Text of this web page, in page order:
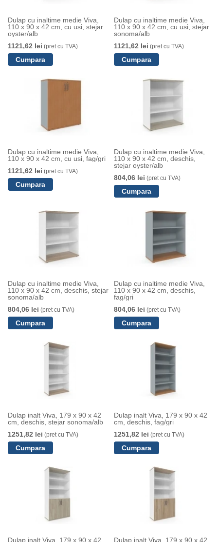
Dulap cu inaltime medie Viva,
110 x 90 x 42 cm, cu usi, stejar
oyster/alb
1121,62 lei (pret cu TVA)
Dulap cu inaltime medie Viva,
110 x 90 x 42 cm, cu usi, stejar
sonoma/alb
1121,62 lei (pret cu TVA)
Dulap cu inaltime medie Viva,
110 x 90 x 42 cm, cu usi, fag/gri
1121,62 lei (pret cu TVA)
Dulap cu inaltime medie Viva,
110 x 90 x 42 cm, deschis,
stejar oyster/alb
804,06 lei (pret cu TVA)
Dulap cu inaltime medie Viva,
110 x 90 x 42 cm, deschis, stejar
sonoma/alb
804,06 lei (pret cu TVA)
Dulap cu inaltime medie Viva,
110 x 90 x 42 cm, deschis,
fag/gri
804,06 lei (pret cu TVA)
Dulap inalt Viva, 179 x 90 x 42
cm, deschis, stejar sonoma/alb
1251,82 lei (pret cu TVA)
Dulap inalt Viva, 179 x 90 x 42
cm, deschis, fag/gri
1251,82 lei (pret cu TVA)
Dulap inalt Viva, 179 x 90 x 42 Dulap inalt Viva, 179 x 90 x 42